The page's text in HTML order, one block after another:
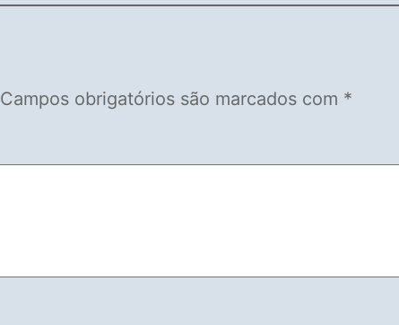
Campos obrigatórios são marcados com *